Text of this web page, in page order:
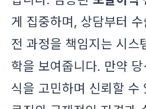
게 집중하며, 상담부터
전 과정을 책임지는 시스
학을 보여줍니다. 만약
식을 고민하며 신뢰할 수